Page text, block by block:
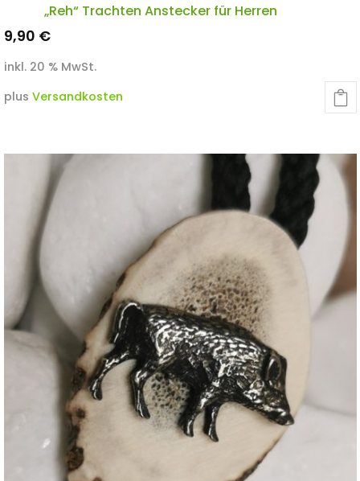
„Reh“ Trachten Anstecker für Herren
9,90 €
inkl. 20 % MwSt.
plus Versandkosten